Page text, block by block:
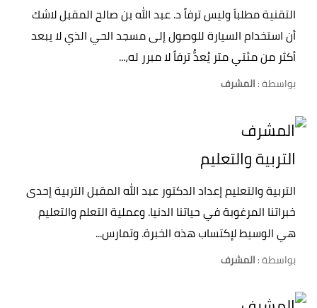
التقنية مطلباَ وليس ترفاً د. عبد الله بن صالح المقبل لاشك
أن استخدام السيارة للوصول إلى مسجد الحي الذي لا يبعد
أكثر من مئتي متر يُعدُّ ترفاً لا مبرر له،...
بواسطة :المشرف
التربية والتعليم
التربية والتعليم إعداد الدكتور عبد الله المقبل التربية إحدى
خبراتنا المرغوبة في حياتنا الدنيا. وعملية التعلم والتعليم
هي الوسيط لإكتساب هذه الخبرة. وتمارس...
بواسطة :المشرف